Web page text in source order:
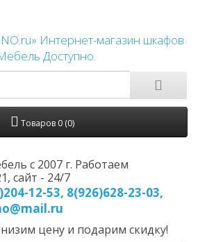
Товаров 0 (0)
с 2007 г. Работаем
cайт - 24/7
12-53, 8(926)628-23-03,
цену и подарим скидку!